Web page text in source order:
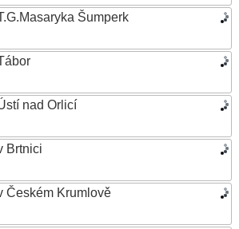
Šumperk
nad Orlicí
Brtnici
Českém Krumlově